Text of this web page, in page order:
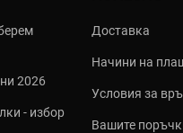
2026
- избор
Доставка
Начини на
Условия за
Вашите